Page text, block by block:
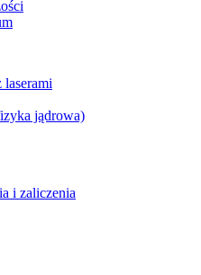
jądrowa)
i zaliczenia